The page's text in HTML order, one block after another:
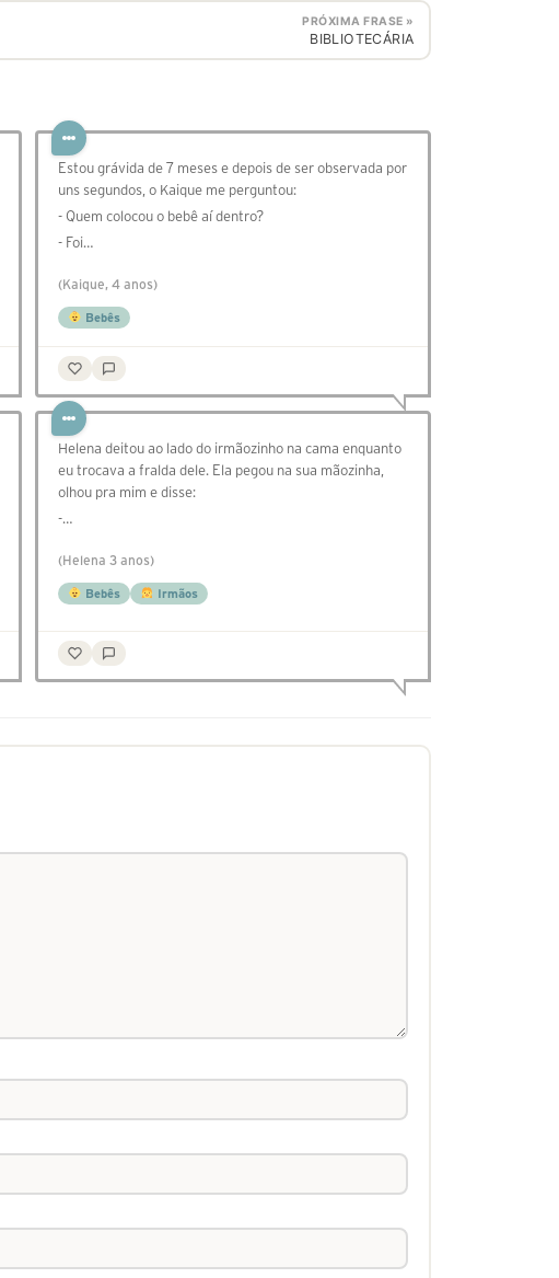
PRÓXIMA FRASE »
BIBLIOTECÁRIA
Estou grávida de 7 meses e depois de ser observada por
uns segundos, o Kaique me perguntou:
- Quem colocou o bebê aí dentro?
- Foi…
(Kaique, 4 anos)
Bebês
Helena deitou ao lado do irmãozinho na cama enquanto
eu trocava a fralda dele. Ela pegou na sua mãozinha,
olhou pra mim e disse:
-…
(Helena 3 anos)
Bebês Irmãos